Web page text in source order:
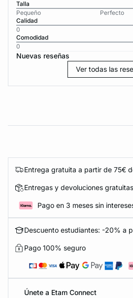
Talla
Pequeño
Perfecto
Calidad
0
Comodidad
0
Nuevas reseñas
Ver todas las
Entrega gratuita a partir de 75€
Entregas y devoluciones
Pago en 3 meses sin
Descuento estudiantes: -20% a
Pago 100% seguro
Únete a Etam Connect